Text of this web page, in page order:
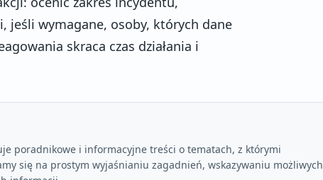
jeśli wymagane, osoby, których dane
skraca czas działania i
poradnikowe i informacyjne treści o tematach, z którymi
się na prostym wyjaśnianiu zagadnień, wskazywaniu możliwych